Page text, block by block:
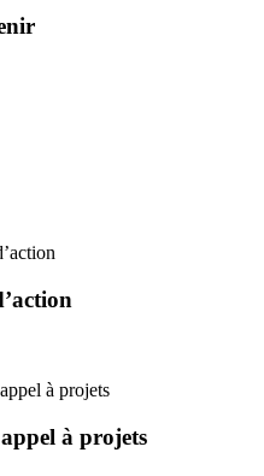
à projets
à projets